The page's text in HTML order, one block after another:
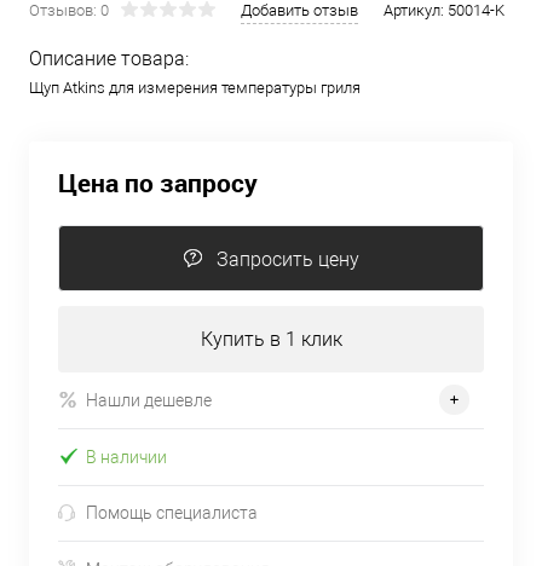
Отзывов: 0 Добавить отзыв Артикул: 50014-K
Описание товара:
Щуп Atkins для измерения температуры гриля
Цена по запросу
Запросить цену
Купить в 1 клик
Нашли дешевле
В наличии
Помощь специалиста